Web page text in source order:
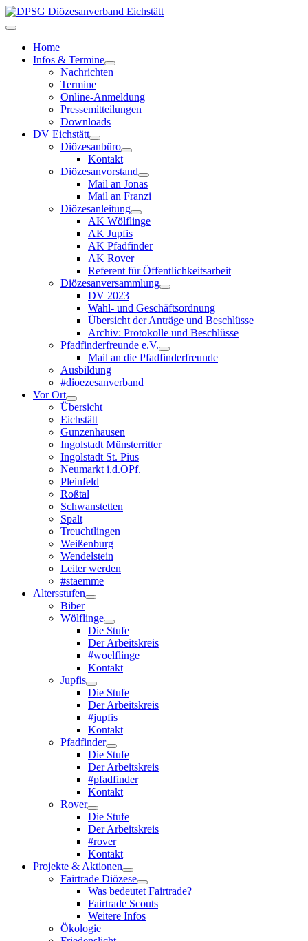
Home
Infos & Termine
Nachrichten
Termine
Online-Anmeldung
Pressemitteilungen
Downloads
DV Eichstätt
Diözesanbüro
Kontakt
Diözesanvorstand
Mail an Jonas
Mail an Franzi
Diözesanleitung
AK Wölflinge
AK Jupfis
AK Pfadfinder
AK Rover
Referent für Öffentlichkeitsarbeit
Diözesanversammlung
DV 2023
Wahl- und Geschäftsordnung
Übersicht der Anträge und Beschlüsse
Archiv: Protokolle und Beschlüsse
Pfadfinderfreunde e.V.
Mail an die Pfadfinderfreunde
Ausbildung
#dioezesanverband
Vor Ort
Übersicht
Eichstätt
Gunzenhausen
Ingolstadt Münsterritter
Ingolstadt St. Pius
Neumarkt i.d.OPf.
Pleinfeld
Roßtal
Schwanstetten
Spalt
Treuchtlingen
Weißenburg
Wendelstein
Leiter werden
#staemme
Altersstufen
Biber
Wölflinge
Die Stufe
Der Arbeitskreis
#woelflinge
Kontakt
Jupfis
Die Stufe
Der Arbeitskreis
#jupfis
Kontakt
Pfadfinder
Die Stufe
Der Arbeitskreis
#pfadfinder
Kontakt
Rover
Die Stufe
Der Arbeitskreis
#rover
Kontakt
Projekte & Aktionen
Fairtrade Diözese
Was bedeutet Fairtrade?
Fairtrade Scouts
Weitere Infos
Ökologie